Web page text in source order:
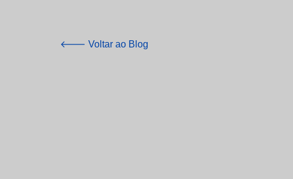
🡐 Voltar ao Blog